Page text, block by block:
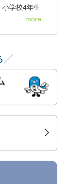
小学校4年生
more...